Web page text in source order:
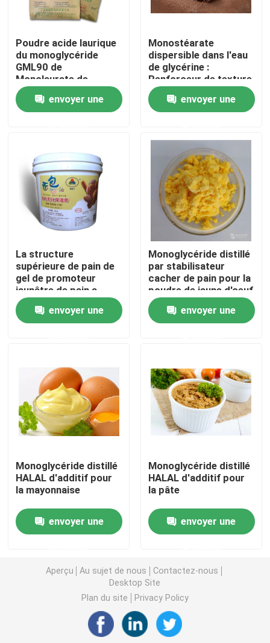
Maison
Produits
Vidéos
À propos de nous
Visite d'usine
Contrôle de qualité
Contactez-nous
Demandez une citation
Émulsifiant alimentaire E471
Émulsifiants alimentaires naturels
Monoglycéride distillé
Monostéarate de glycérol
Émulsifiant de promoteur de gâteau
Poudre acide laurique
du monoglycéride
GML90 de
Monolaurate de
glycérol pour la
nourritureenvoyer une
Monostéarate
dispersible dans l'eau
de glycérine :
Renforceur de texture
de crème glacée pour
les festins surgelés
crémeux et doux
envoyer une
La structure
supérieure de pain de
gel de promoteur
jaunâtre de pain a
amplifié le
ramollissement rapide
de volume de pain
envoyer une
Monoglycéride distillé
par stabilisateur
cacher de pain pour la
poudre de jaune d'oeuf
envoyer une
Monoglycéride distillé
HALAL d'additif pour
la mayonnaise
envoyer une
Monoglycéride distillé
HALAL d'additif pour
la pâte
envoyer une
Aperçu Au sujet de nous
Contactez-nous
Desktop Site
Plan du site
Privacy Policy